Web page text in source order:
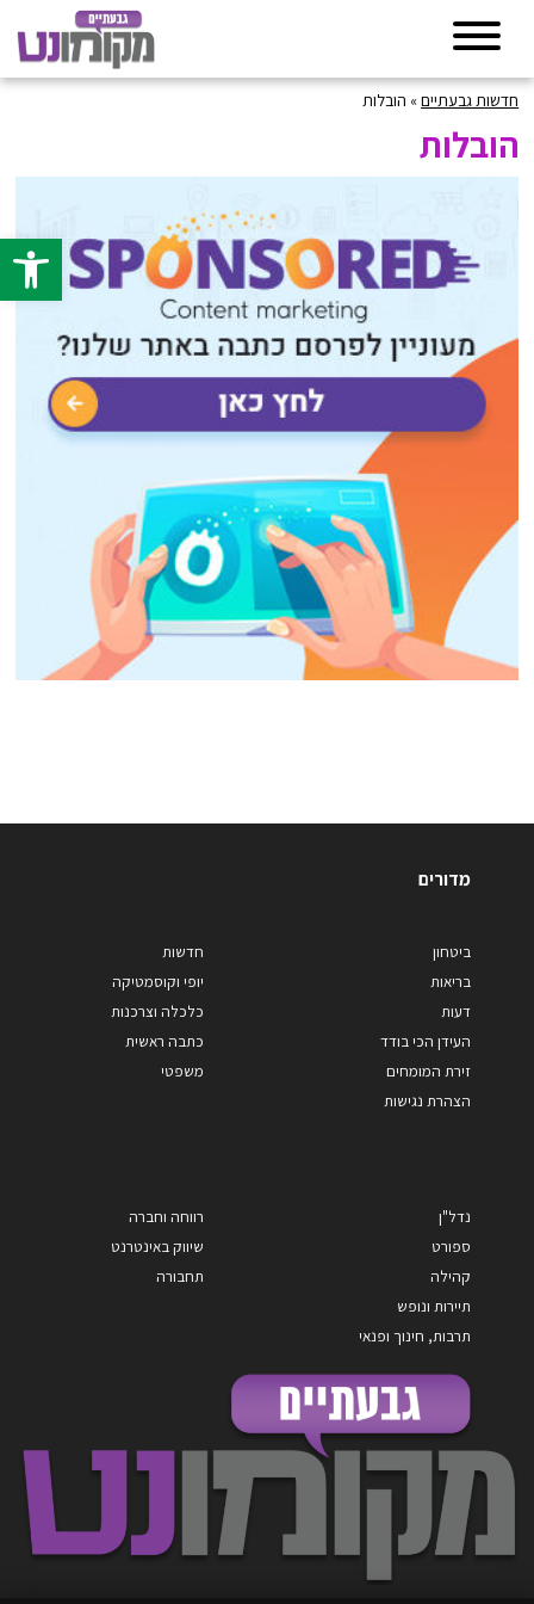
פתח
חדשות גבעתיים» הובלות
הובלות
מדורים
ביטחון
בריאות
דעות
העידן הכי בודד
זירת המומחים
הצהרת נגישות
חדשות
יופי וקוסמטיקה
כלכלה וצרכנות
כתבה ראשית
משפטי
נדל"ן
ספורט
קהילה
תיירות ונופש
תרבות, חינוך ופנאי
רווחה וחברה
שיווק באינטרנט
תחבורה